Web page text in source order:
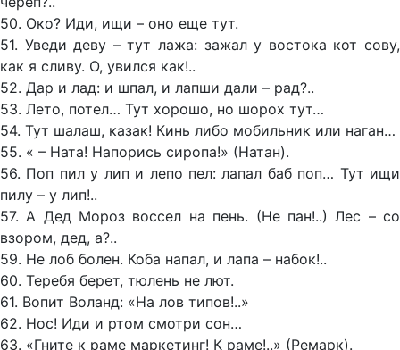
50. Око? Иди, ищи – оно еще тут.
51. Уведи деву – тут лажа: зажал у востока кот сову,
как я сливу. О, увился как!..
52. Дар и лад: и шпал, и лапши дали – рад?..
53. Лето, потел… Тут хорошо, но шорох тут…
54. Тут шалаш, казак! Кинь либо мобильник или наган…
55. « – Ната! Напорись сиропа!» (Натан).
56. Поп пил у лип и лепо пел: лапал баб поп… Тут ищи
пилу – у лип!..
57. А Дед Мороз воссел на пень. (Не пан!..) Лес – со
взором, дед, а?..
59. Не лоб болен. Коба напал, и лапа – набок!..
60. Теребя берет, тюлень не лют.
61. Вопит Воланд: «На лов типов!..»
62. Нос! Иди и ртом смотри сон…
63. «Гните к раме маркетинг! К раме!..» (Ремарк).